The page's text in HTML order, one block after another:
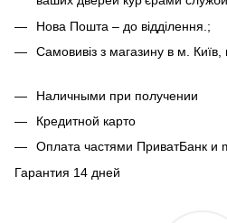
Нова Пошта – до відділення.;
Самовивіз з магазину в м.
Наличными при получении
Кредитной карто
Оплата частями ПриватБанк и
Гарантия 14 дней